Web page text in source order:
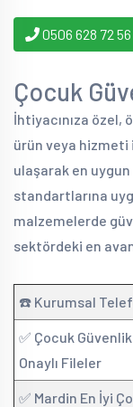
0506 628 72
Çocuk
İhtiyacınıza özel,
ürün veya hizmeti
ulaşarak en uygun
standartlarına
malzemelerde
sektördeki en
☎️ Kurumsal
✅ Çocuk
Onaylı Fileler
✅ Mardin En İyi